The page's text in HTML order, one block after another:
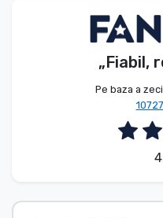
„Fiabil,
Pe baza a